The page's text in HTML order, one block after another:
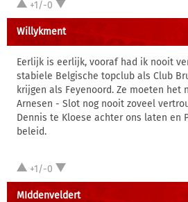
+1/-0
Willykment
Eerlijk is eerlijk, vooraf had ik nooit
stabiele Belgische topclub als Club
krijgen als Feyenoord. Ze moeten
Arnesen - Slot nog nooit zoveel
Dennis te Kloese achter ons laten en
beleid.
+1/-0
MIddenveldert